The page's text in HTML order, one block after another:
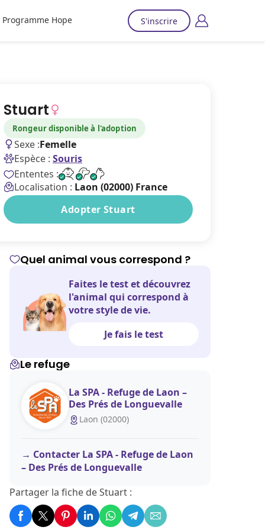
Programme Hope S'inscrire
Stuart
Rongeur disponible à l'adoption
Sexe :Femelle
Espèce : Souris
Ententes :
Localisation : Laon (02000) France
Adopter Stuart
Quel animal vous correspond ?
Faites le test et découvrez
l'animal qui correspond à
votre style de vie.
Je fais le test
Le refuge
La SPA - Refuge de Laon –
Des Prés de Longuevalle
Laon (02000)
Contacter La SPA - Refuge de Laon
– Des Prés de Longuevalle
Partager la fiche de Stuart :